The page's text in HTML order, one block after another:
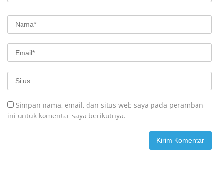
Simpan nama, email, dan situs web saya pada peramban
ini untuk komentar saya berikutnya.